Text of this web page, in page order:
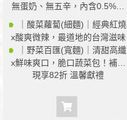
無蛋奶、無五辛，內含0.5%當
｜酸菜蘿蔔(細麵)｜經典紅燒
x酸爽微辣，最道地的台灣滋味
｜野菜百匯(寬麵)｜清甜高纖
x鮮味爽口，脆口蔬菜包！補充
滿滿纖維
現享82折 溫馨獻禮